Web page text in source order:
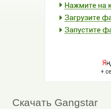
Скачать Gangstar